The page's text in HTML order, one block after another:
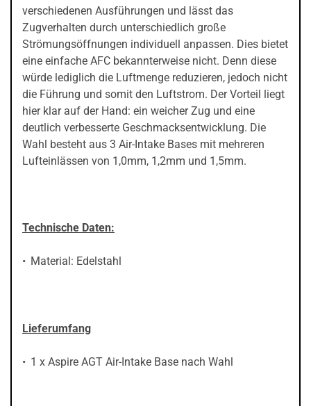
verschiedenen Ausführungen und lässt das
Zugverhalten durch unterschiedlich große
Strömungsöffnungen individuell anpassen. Dies bietet
eine einfache AFC bekannterweise nicht. Denn diese
würde lediglich die Luftmenge reduzieren, jedoch nicht
die Führung und somit den Luftstrom. Der Vorteil liegt
hier klar auf der Hand: ein weicher Zug und eine
deutlich verbesserte Geschmacksentwicklung. Die
Wahl besteht aus 3 Air-Intake Bases mit mehreren
Lufteinlässen von 1,0mm, 1,2mm und 1,5mm.
Technische Daten:
Material: Edelstahl
Lieferumfang
1 x Aspire AGT Air-Intake Base nach Wahl